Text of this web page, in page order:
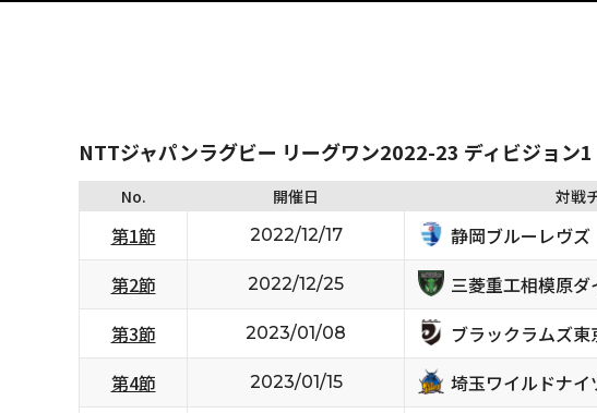
NTTジャパンラグビー リーグワン2022-23 ディビジョン1
No. 開催日 対戦
第1節 2022/12/17 静岡ブルーレヴズ
第2節 2022/12/25 三菱重工相模原ダ
第3節 2023/01/08 ブラックラムズ東
第4節 2023/01/15 埼玉ワイルドナイ